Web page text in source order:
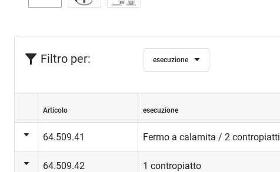
Filtro per: esecuzione
Articolo esecuzione
64.509.41 Fermo a calamita / 2 contropiatti
64.509.42 1 contropiatto